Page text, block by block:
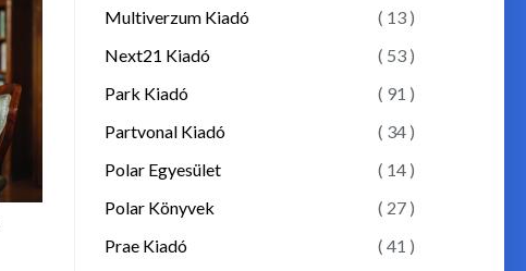
Multiverzum Kiadó
( 13 )
Next21 Kiadó
( 53 )
Park Kiadó
( 91 )
Partvonal Kiadó
( 34 )
Polar Egyesület
( 14 )
Polar Könyvek
( 27 )
Prae Kiadó
( 41 )